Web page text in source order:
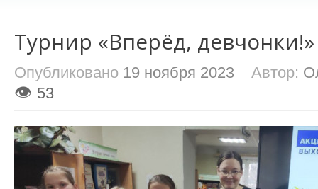
Турнир «Вперёд, девчонки!»
Опубликовано 19 ноября 2023 Автор:
👁 53